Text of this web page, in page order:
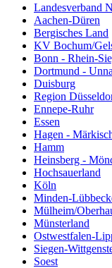
Landesverband
Aachen-Düren
Bergisches Land
KV Bochum/
Bonn - Rhein-
Dortmund - Unna
Duisburg
Region
Ennepe-Ruhr
Essen
Hagen -
Hamm
Heinsberg -
Hochsauerland
Köln
Minden-
Mülheim/
Münsterland
Ostwestfalen-
Siegen-
Soest